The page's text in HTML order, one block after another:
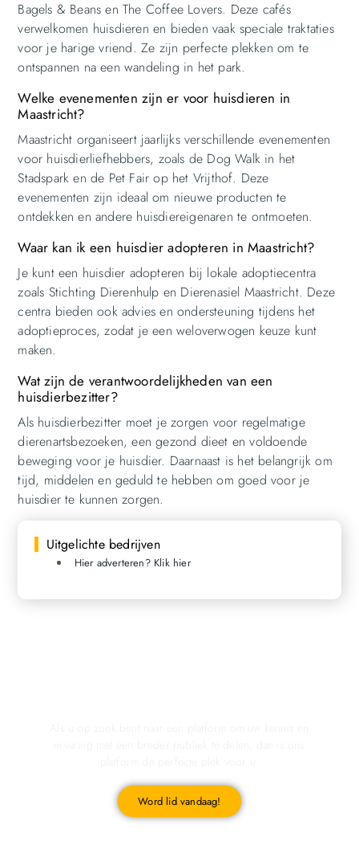
Bagels & Beans en The Coffee Lovers. Deze cafés
verwelkomen huisdieren en bieden vaak speciale traktaties
voor je harige vriend. Ze zijn perfecte plekken om te
ontspannen na een wandeling in het park.
Welke evenementen zijn er voor huisdieren in
Maastricht?
Maastricht organiseert jaarlijks verschillende evenementen
voor huisdierliefhebbers, zoals de Dog Walk in het
Stadspark en de Pet Fair op het Vrijthof. Deze
evenementen zijn ideaal om nieuwe producten te
ontdekken en andere huisdiereigenaren te ontmoeten.
Waar kan ik een huisdier adopteren in Maastricht?
Je kunt een huisdier adopteren bij lokale adoptiecentra
zoals Stichting Dierenhulp en Dierenasiel Maastricht. Deze
centra bieden ook advies en ondersteuning tijdens het
adoptieproces, zodat je een weloverwogen keuze kunt
maken.
Wat zijn de verantwoordelijkheden van een
huisdierbezitter?
Als huisdierbezitter moet je zorgen voor regelmatige
dierenartsbezoeken, een gezond dieet en voldoende
beweging voor je huisdier. Daarnaast is het belangrijk om
tijd, middelen en geduld te hebben om goed voor je
huisdier te kunnen zorgen.
Uitgelichte bedrijven
Hier adverteren? Klik hier
Word lid vandaag!